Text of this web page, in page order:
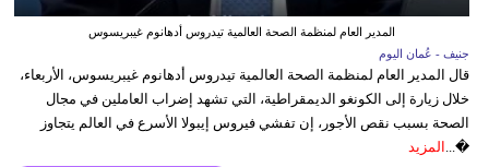
المدير العام لمنظمة الصحة العالمية تيدروس أدهانوم غيبريسوس
جنيف - عُمان اليوم
قال المدير العام لمنظمة الصحة العالمية تيدروس أدهانوم غيبريسوس، الأربعاء،
خلال زيارة إلى الكونغو الديمقراطية، التي تشهد إضراب العاملين في مجال
الصحة بسبب نقص الأجور، إن تفشي فيروس إيبولا الأسرع في العالم يتجاوز
�... المزيد